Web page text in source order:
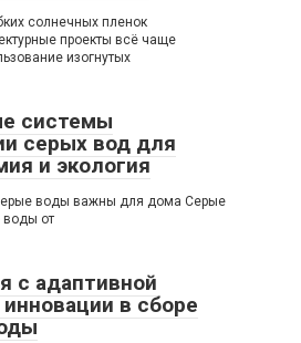
солнечных пленок
проекты всё чаще
изогнутых
системы
серых вод для
и экология
воды важны для дома Серые
воды от
с адаптивной
в сборе